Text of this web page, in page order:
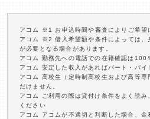
アコム ※1 お申込時間や審査によりご希望
アコム ※2 借入希望額や条件によっては、
が必要となる場合があります。
アコム 勤務先への電話での在籍確認は100
アコム 安定した収入があればパート・バイ
アコム 高校生（定時制高校生および高等
だけません。
アコム ご利用の際は貸付け条件をよく読
ください
アコム アコムが不適切と判断した場合、